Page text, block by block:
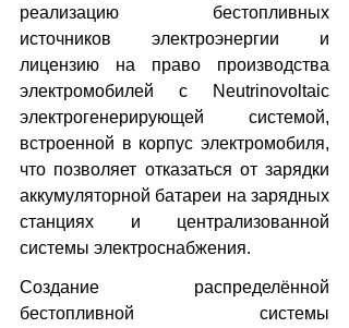
реализацию бестопливных
источников электроэнергии и
лицензию на право производства
электромобилей с Neutrinovoltaic
электрогенерирующей системой,
встроенной в корпус электромобиля,
что позволяет отказаться от зарядки
аккумуляторной батареи на зарядных
станциях и централизованной
системы электроснабжения.
Создание распределённой
бестопливной системы